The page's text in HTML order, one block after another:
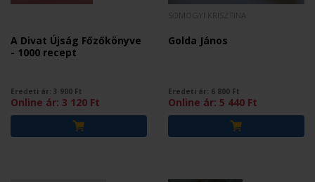
A Divat Újság Főzőkönyve
- 1000 recept
Eredeti ár: 3 900 Ft
Online ár: 3 120 Ft
Golda János
Eredeti ár: 6 800 Ft
Online ár: 5 440 Ft